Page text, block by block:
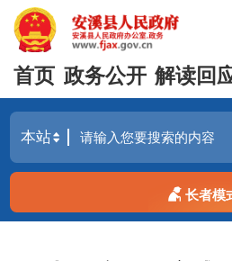
首页 政务公开 解读回
长者模